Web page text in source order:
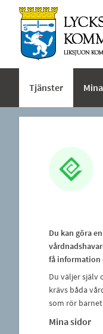
Tjänster
Du kan göra
få information
Du väljer själv
krävs båda
som rör
Mina sidor